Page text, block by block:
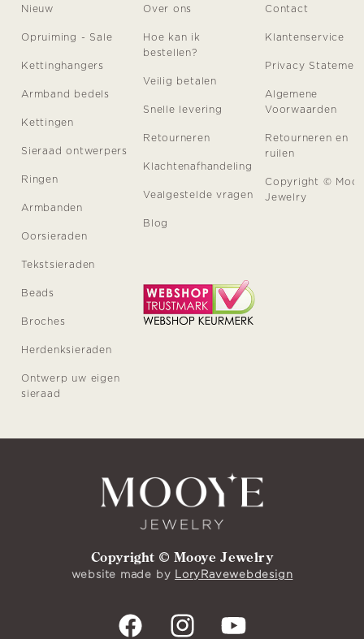
Nieuw
Opruiming - Sale
Kettinghangers
Armband bedels
Kettingen
Sieraad ontwerpers
Ringen
Armbanden
Oorsieraden
Tekstsieraden
Beads
Broches
Herdenksieraden
Ontwerp uw eigen
sieraad
Over ons
Hoe kan ik
bestellen?
Veilig betalen
Snelle levering
Retourneren
Klachtenafhandeling
Vealgestelde vragen
Blog
Contact
Klantenservice
Privacy
Algemene
Voorwaarden
Retourneren en
ruilen
Copyright ©
Jewelry
Copyright © Mooye Jewelry
website made by LoryRavewebdesign